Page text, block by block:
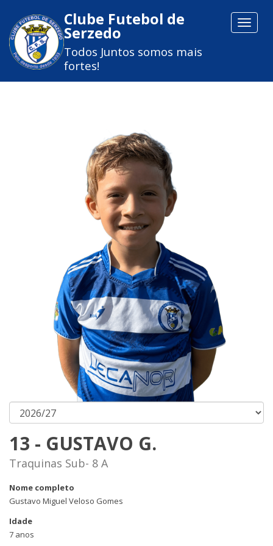
Toggle
Clube Futebol de
Serzedo
Todos Juntos somos mais
fortes!
13 - GUSTAVO G.
Traquinas Sub- 8 A
Nome completo
Gustavo Miguel Veloso Gomes
Idade
7 anos